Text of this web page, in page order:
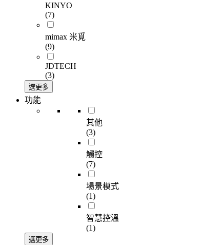
KINYO
(7)
mimax 米覓
(9)
JDTECH
(3)
選更多
功能
其他
(3)
觸控
(7)
場景模式
(1)
智慧控溫
(1)
選更多